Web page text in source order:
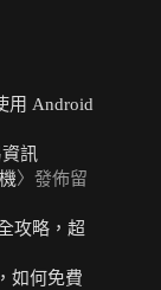
用 Android
訊
〉發佈留
攻略，超
如何免費